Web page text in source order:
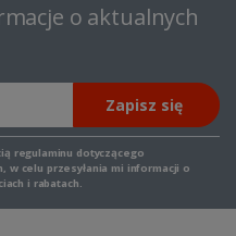
o aktualnych
Zapisz się
regulaminu dotyczącego
w celu przesyłania mi informacji o
i rabatach.